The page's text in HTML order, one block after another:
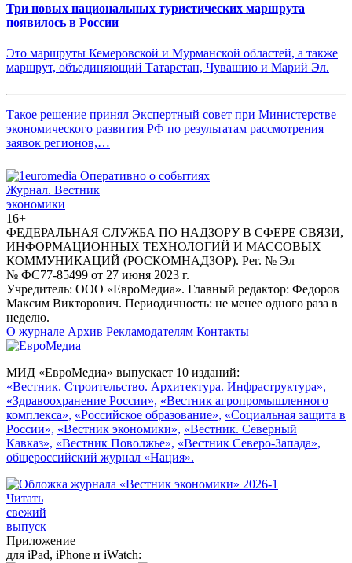
Три новых национальных туристических маршрута
появилось в России
Это маршруты Кемеровской и Мурманской областей, а также
маршрут, объединяющий Татарстан, Чувашию и Марий Эл.
Такое решение принял Экспертный совет при Министерстве
экономического развития РФ по результатам рассмотрения
заявок регионов,…
Журнал. Вестник
экономики
16+
ФЕДЕРАЛЬНАЯ СЛУЖБА ПО НАДЗОРУ В СФЕРЕ СВЯЗИ,
ИНФОРМАЦИОННЫХ ТЕХНОЛОГИЙ И МАССОВЫХ
КОММУНИКАЦИЙ (РОСКОМНАДЗОР). Рег. № Эл
№ ФС77-85499 от 27 июня 2023 г.
Учредитель: ООО «ЕвроМедиа». Главный редактор: Федоров
Максим Викторович. Периодичность: не менее одного раза в
неделю.
О журнале Архив Рекламодателям Контакты
МИД «ЕвроМедиа» выпускает 10 изданий:
«Вестник. Строительство. Архитектура. Инфраструктура»,
«Здравоохранение России», «Вестник агропромышленного
комплекса», «Российское образование», «Социальная защита в
России», «Вестник экономики», «Вестник. Северный
Кавказ», «Вестник Поволжье», «Вестник Северо-Запада»,
общероссийский журнал «Нация».
Читать
свежий
выпуск
Приложение
для iPad, iPhone и iWatch: